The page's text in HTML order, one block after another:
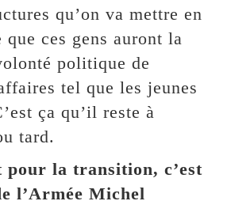
qu’on va mettre en
ces gens auront la
politique de
tel que les jeunes
ça qu’il reste à
tard.
pour la transition, c’est
l’Armée Michel